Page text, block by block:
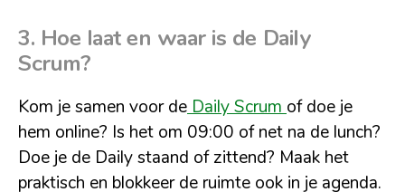
3. Hoe laat en waar is de Daily
Scrum?
Kom je samen voor de Daily Scrum of doe je
hem online? Is het om 09:00 of net na de lunch?
Doe je de Daily staand of zittend? Maak het
praktisch en blokkeer de ruimte ook in je agenda.